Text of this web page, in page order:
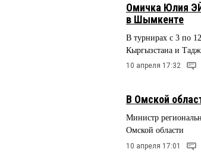
Омичка Юлия
в Шымкенте
В турнирах с 3 по
Кыргызстана и
10 апреля 17:32
В Омской
Министр
Омской области
10 апреля 17:01